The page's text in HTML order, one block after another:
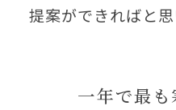
提案ができればと思
一年で最